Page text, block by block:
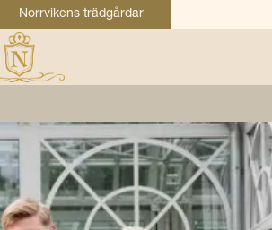
Norrvikens trädgårdar